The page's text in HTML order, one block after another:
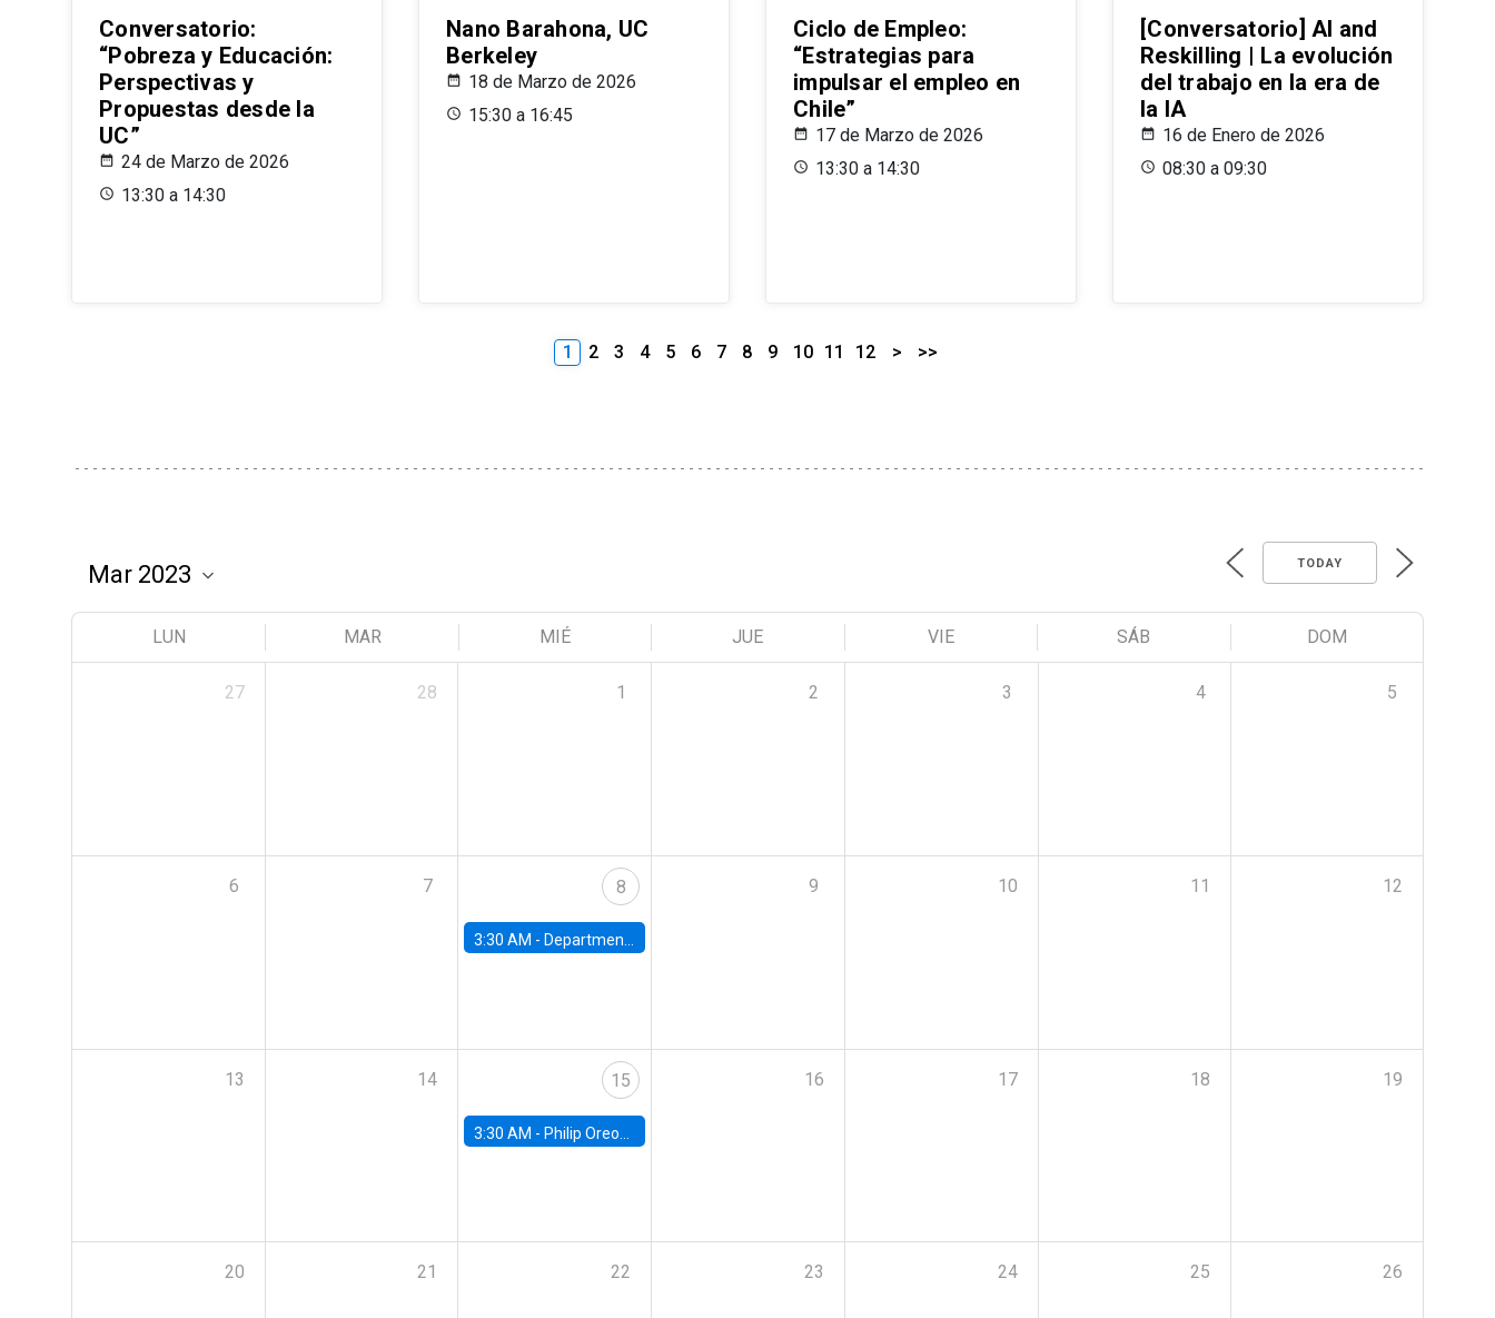
Conversatorio:
“Pobreza y Educación:
Perspectivas y
Propuestas desde la
UC”
24 de Marzo de 2026
13:30 a 14:30
Nano Barahona, UC
Berkeley
18 de Marzo de 2026
15:30 a 16:45
Ciclo de Empleo:
“Estrategias para
impulsar el empleo en
Chile”
17 de Marzo de 2026
13:30 a 14:30
[Conversatorio] AI and
Reskilling | La evolución
del trabajo en la era de
la IA
16 de Enero de 2026
08:30 a 09:30
1 2 3 4 5 6 7 8 9 10 11 12 > >>
TODAY
LUN MAR MIÉ JUE VIE SÁB DOM
27 28 1 2 3 4 5
6 7 8
3:30 AM - Department Seminar: James Robinson
9 10 11 12
13 14 15
3:30 AM - Philip Oreopolous, University of Toronto
16 17 18 19
20 21 22 23 24 25 26